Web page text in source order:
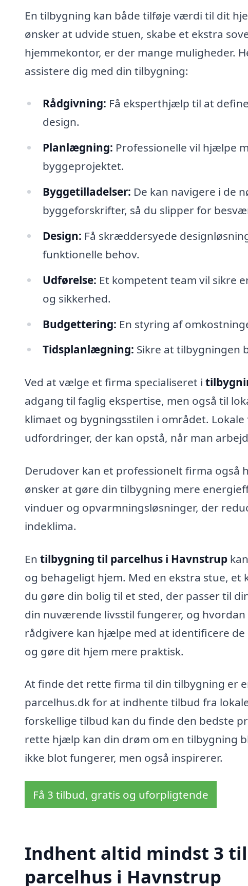
En tilbygning kan både tilføje værdi til dit
ønsker at udvide stuen, skabe et ekstra
hjemmekontor, er der mange muligheder.
assistere dig med din tilbygning:
Rådgivning: Få eksperthjælp til at
design.
Planlægning: Professionelle vil hjælpe
byggeprojektet.
Byggetilladelser: De kan navigere i de
byggeforskrifter, så du slipper for
Design: Få skræddersyede
funktionelle behov.
Udførelse: Et kompetent team vil sikre
og sikkerhed.
Budgettering: En styring af
Tidsplanlægning: Sikre at tilbygningen
Ved at vælge et firma specialiseret i
adgang til faglig ekspertise, men også til
klimaet og bygningsstilen i området.
udfordringer, der kan opstå, når man
Derudover kan et professionelt firma
ønsker at gøre din tilbygning mere
vinduer og opvarmningsløsninger, der
indeklima.
En tilbygning til parcelhus i Havnstrup
og behageligt hjem. Med en ekstra stue,
du gøre din bolig til et sted, der passer til
din nuværende livsstil fungerer, og
rådgivere kan hjælpe med at identificere
og gøre dit hjem mere praktisk.
At finde det rette firma til din tilbygning er
parcelhus.dk for at indhente tilbud fra
forskellige tilbud kan du finde den bedste
rette hjælp kan din drøm om en tilbygning
ikke blot fungerer, men også inspirerer.
Få 3 tilbud, gratis og uforpligtende
Indhent altid mindst 3
parcelhus i Havnstrup